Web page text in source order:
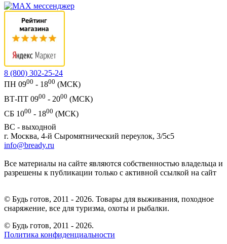
8 (800) 302-25-24
ПН 0900 - 1800 (МСК)
ВТ-ПТ 0900 - 2000 (МСК)
СБ 1000 - 1800 (МСК)
ВС - выходной
г. Москва, 4-й Сыромятнический переулок, 3/5с5
info@bready.ru
Все материалы на сайте являются собственностью владельца и
разрешены к публикации только с активной ссылкой на сайт
© Будь готов, 2011 - 2026. Товары для выживания, походное
снаряжение, все для туризма, охоты и рыбалки.
© Будь готов, 2011 - 2026.
Политика конфиденциальности